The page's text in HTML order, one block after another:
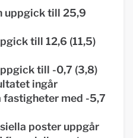
uppgick till 25,9
till 12,6 (11,5)
till -0,7 (3,8)
ingår
med -5,7
poster uppgår